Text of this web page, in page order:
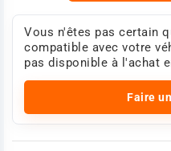
Vous n'êtes pas certain
compatible avec votre
pas disponible à l'achat
Faire